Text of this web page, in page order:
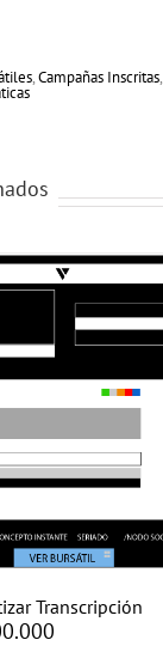
,Campañas Inscritas,
Transcripción